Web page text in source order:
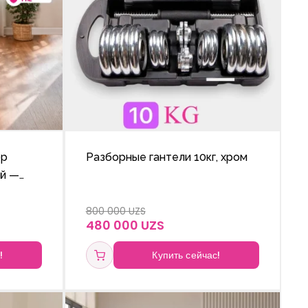
—
Разборные гантели 10кг, хром
800 000 UZS
480 000 UZS
Купить сейчас!